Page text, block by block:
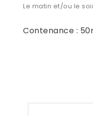
Le matin et/ou le
Contenance :